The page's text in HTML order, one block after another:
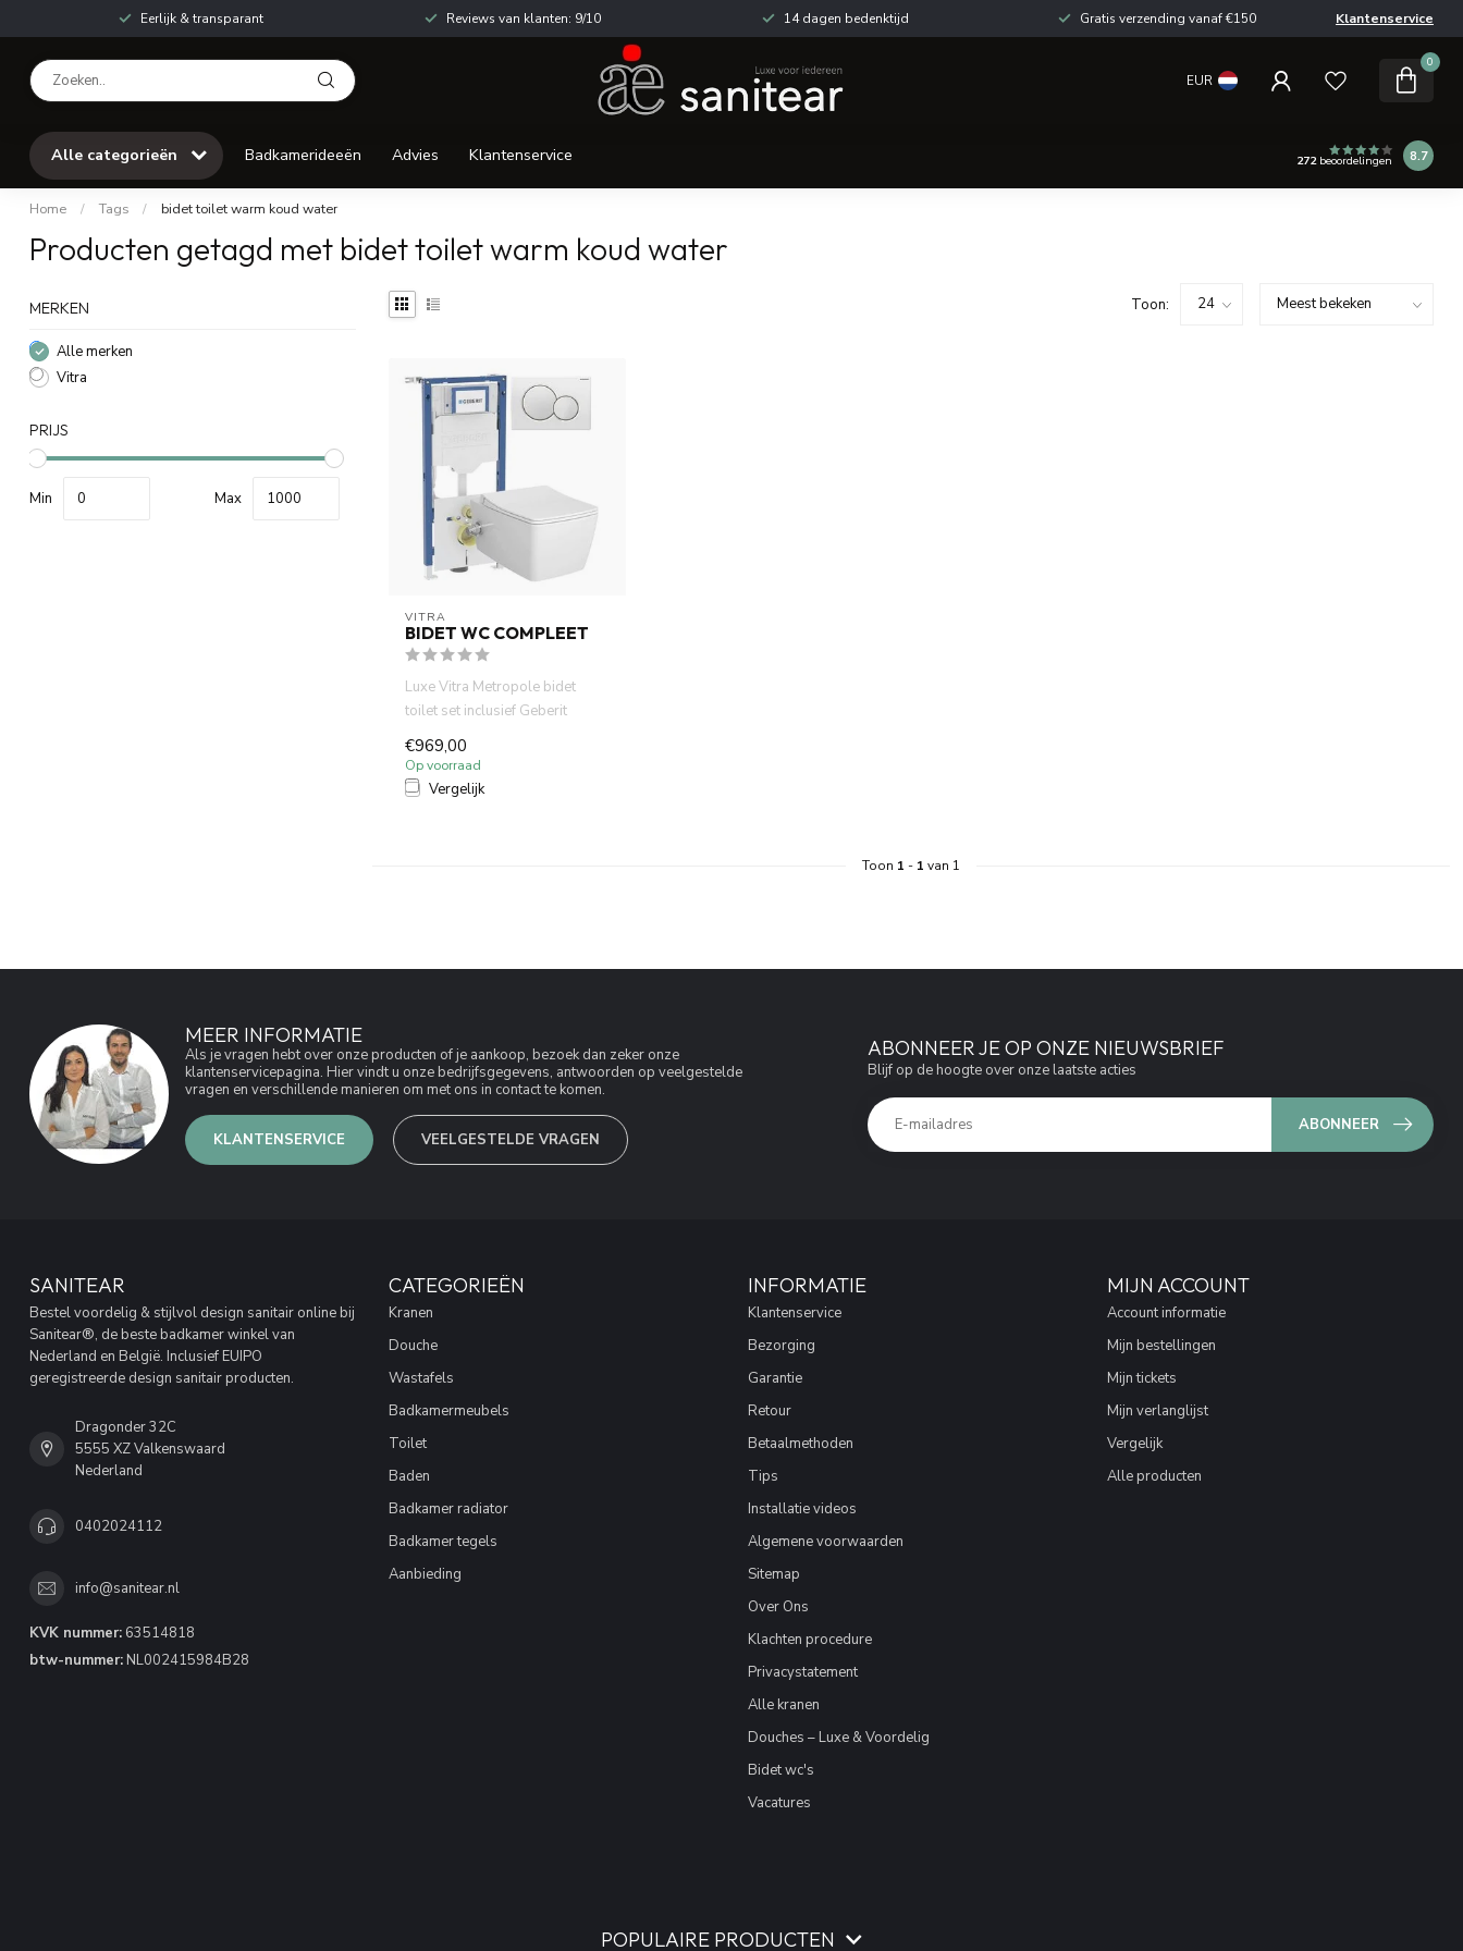
Eerlijk & transparant Reviews van klanten: 9/10 14 dagen bedenktijd Gratis verzending vanaf €150 Klantenservice
EUR
0
Alle categorieën Badkamerideeën Advies Klantenservice 272beoordelingen 8.7
Home / Tags / bidet toilet warm koud water
Producten getagd met bidet toilet warm koud water
MERKEN
Alle merken
Vitra
PRIJS
Min Max
Toon:
VITRA
BIDET WC COMPLEET
Luxe Vitra Metropole bidet
toilet set inclusief Geberit
€969,00
Op voorraad
Vergelijk
Toon 1 - 1 van 1
MEER INFORMATIE
Als je vragen hebt over onze producten of je aankoop, bezoek dan zeker onze
klantenservicepagina. Hier vindt u onze bedrijfsgegevens, antwoorden op veelgestelde
vragen en verschillende manieren om met ons in contact te komen.
KLANTENSERVICE VEELGESTELDE VRAGEN
ABONNEER JE OP ONZE NIEUWSBRIEF
Blijf op de hoogte over onze laatste acties
ABONNEER
SANITEAR
Bestel voordelig & stijlvol design sanitair online bij
Sanitear®, de beste badkamer winkel van
Nederland en België. Inclusief EUIPO
geregistreerde design sanitair producten.
Dragonder 32C
5555 XZ Valkenswaard
Nederland
0402024112
info@sanitear.nl
KVK nummer: 63514818
btw-nummer: NL002415984B28
CATEGORIEËN
Kranen
Douche
Wastafels
Badkamermeubels
Toilet
Baden
Badkamer radiator
Badkamer tegels
Aanbieding
INFORMATIE
Klantenservice
Bezorging
Garantie
Retour
Betaalmethoden
Tips
Installatie videos
Algemene voorwaarden
Sitemap
Over Ons
Klachten procedure
Privacystatement
Alle kranen
Douches – Luxe & Voordelig
Bidet wc's
Vacatures
MIJN ACCOUNT
Account informatie
Mijn bestellingen
Mijn tickets
Mijn verlanglijst
Vergelijk
Alle producten
POPULAIRE PRODUCTEN